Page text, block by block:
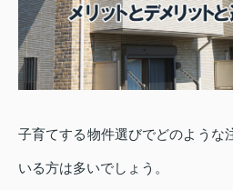
子育てする物件選びでどのような
いる方は多いでしょう。